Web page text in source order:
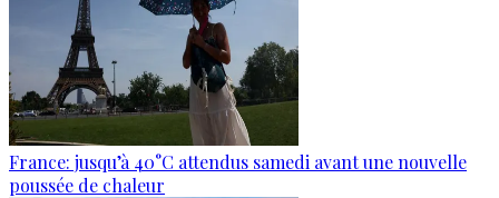
France: jusqu’à 40°C attendus samedi avant une nouvelle
poussée de chaleur